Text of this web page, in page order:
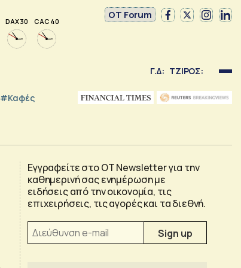
DAX 30 CAC 40
OT Forum
Γ.Δ: ΤΖΙΡΟΣ:
#καφές
Εγγραφείτε στο OT Newsletter για την
καθημερινή σας ενημέρωση με
ειδήσεις από την οικονομία, τις
επιχειρήσεις, τις αγορές και τα διεθνή.